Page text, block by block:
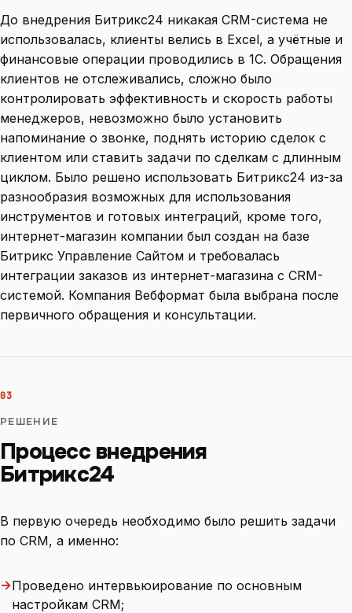
До внедрения Битрикс24 никакая CRM-система не
использовалась, клиенты велись в Excel, а учётные и
финансовые операции проводились в 1С. Обращения
клиентов не отслеживались, сложно было
контролировать эффективность и скорость работы
менеджеров, невозможно было установить
напоминание о звонке, поднять историю сделок с
клиентом или ставить задачи по сделкам с длинным
циклом. Было решено использовать Битрикс24 из-за
разнообразия возможных для использования
инструментов и готовых интеграций, кроме того,
интернет-магазин компании был создан на базе
Битрикс Управление Сайтом и требовалась
интеграции заказов из интернет-магазина с CRM-
системой. Компания Вебформат была выбрана после
первичного обращения и консультации.
03
РЕШЕНИЕ
Процесс внедрения
Битрикс24
В первую очередь необходимо было решить задачи
по CRM, а именно:
→Проведено интервьюирование по основным
настройкам CRM;